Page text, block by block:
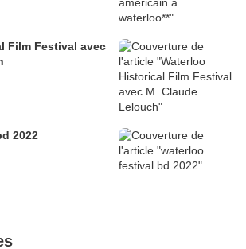
Film Festival avec
waterloo festival bd 2022